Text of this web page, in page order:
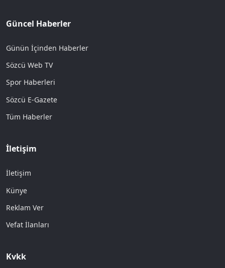
Güncel Haberler
Günün İçinden Haberler
Sözcü Web TV
Spor Haberleri
Sözcü E-Gazete
Tüm Haberler
İletişim
İletişim
Künye
Reklam Ver
Vefat İlanları
Kvkk